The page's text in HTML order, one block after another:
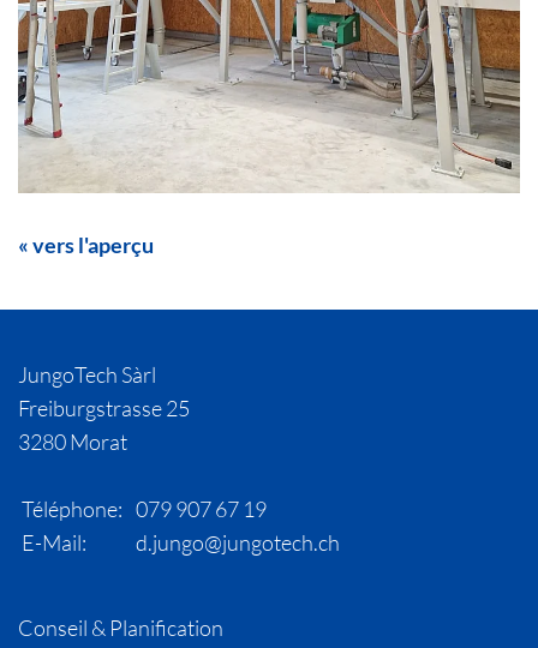
« vers l'aperçu
JungoTech Sàrl
Freiburgstrasse 25
3280 Morat
Téléphone:
E-Mail:
079 907 67 19
d.jungo@jungotech.ch
Conseil & Planification